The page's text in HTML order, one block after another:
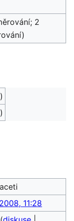
2
11:28